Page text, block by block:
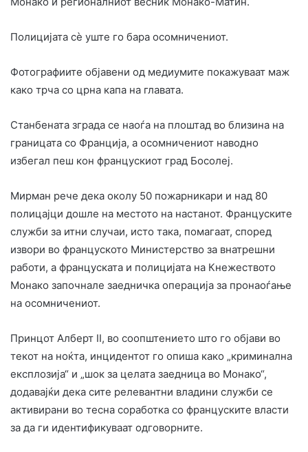
Полицијата сè уште го бара осомничениот.
Фотографиите објавени од медиумите покажуваат маж
како трча со црна капа на главата.
Станбената зграда се наоѓа на плоштад во близина на
границата со Франција, а осомничениот наводно
избегал пеш кон францускиот град Босолеј.
Мирман рече дека околу 50 пожарникари и над 80
полицајци дошле на местото на настанот. Француските
служби за итни случаи, исто така, помагаат, според
извори во француското Министерство за внатрешни
работи, а француската и полицијата на Кнежеството
Монако започнале заедничка операција за пронаоѓање
на осомничениот.
Принцот Алберт II, во соопштението што го објави во
текот на ноќта, инцидентот го опиша како „криминална
експлозија“ и „шок за целата заедница во Монако“,
додавајќи дека сите релевантни владини служби се
активирани во тесна соработка со француските власти
за да ги идентификуваат одговорните.